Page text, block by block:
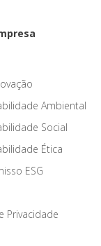
Ambiental
Social
Ética
ESG
Privacidade